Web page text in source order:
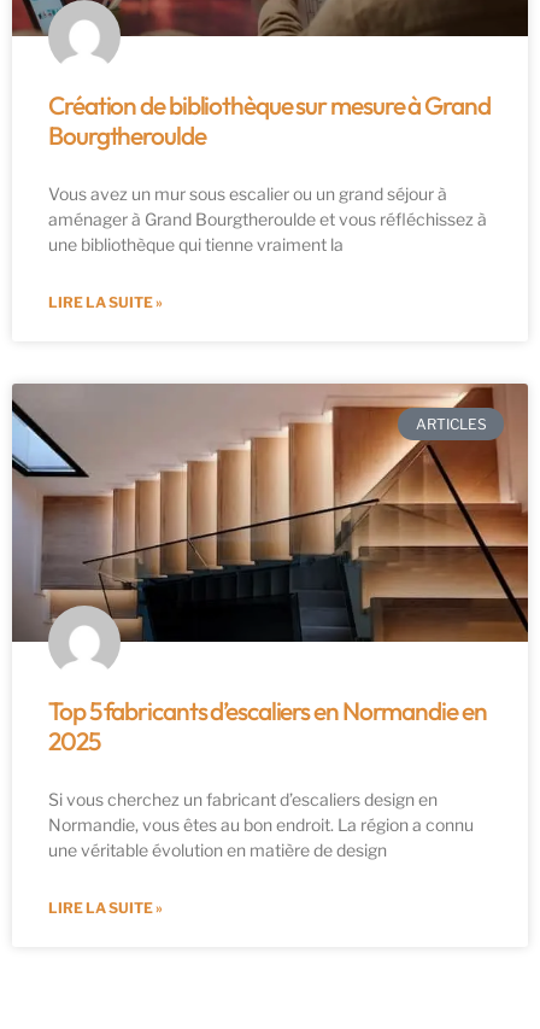
Création de bibliothèque sur mesure à Grand
Bourgtheroulde
Vous avez un mur sous escalier ou un grand séjour à
aménager à Grand Bourgtheroulde et vous réfléchissez à
une bibliothèque qui tienne vraiment la
LIRE LA SUITE »
ARTICLES
Top 5 fabricants d’escaliers en Normandie en
2025
Si vous cherchez un fabricant d’escaliers design en
Normandie, vous êtes au bon endroit. La région a connu
une véritable évolution en matière de design
LIRE LA SUITE »